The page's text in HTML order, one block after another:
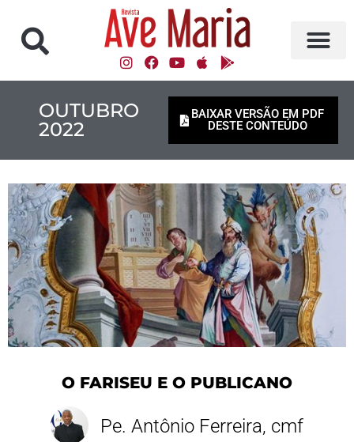
OUTUBRO
2022
BAIXAR VERSÃO EM PDF
DESTE CONTEÚDO
O FARISEU E O PUBLICANO
Pe. Antônio Ferreira, cmf